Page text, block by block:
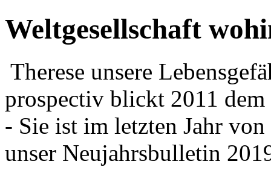
Weltgesellschaft
Therese unsere
prospectiv blickt 2011
- Sie ist im letzten Jahr
unser Neujahrsbulletin